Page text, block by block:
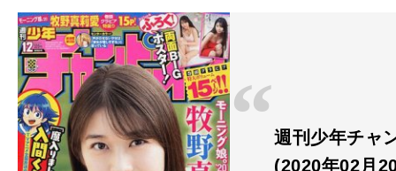
週刊少年チャ
(2020年02月